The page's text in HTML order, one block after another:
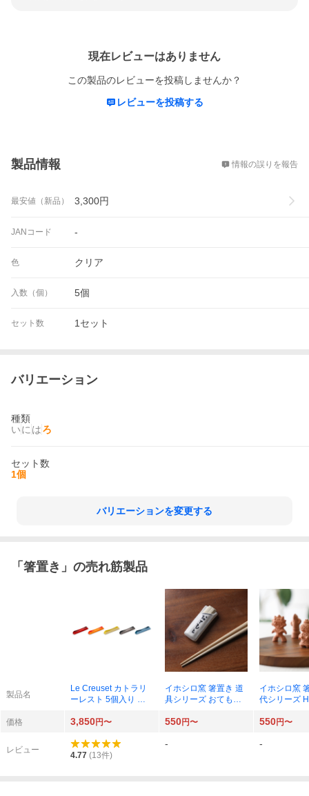
現在レビューはありません
この製品のレビューを投稿しませんか？
レビューを投稿する
製品情報 情報の誤りを報告
最安値（新品） 3,300円
JANコード -
色 クリア
入数（個） 5個
セット数 1セット
バリエーション
種類
いに はろ
セット数
1個
バリエーションを変更する
「 箸置き 」の売れ筋製品
製品名
Le Creuset カトラリ
ーレスト 5個入り レ
イホシロ窯 箸置き 道
具シリーズ おてもと×
イホシロ窯
代シリーズ
価格
3,850円〜 550円〜 550円〜
レビュー
4.77 (13件)
- -